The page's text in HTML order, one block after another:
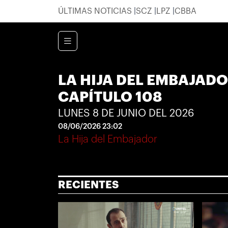
ÚLTIMAS NOTICIAS SCZ LPZ CBBA
LA HIJA DEL
CAPÍTULO 108
LUNES 8 DE JUNIO DEL 2026
08/06/2026 23:02
La Hija del Embajador
RECIENTES